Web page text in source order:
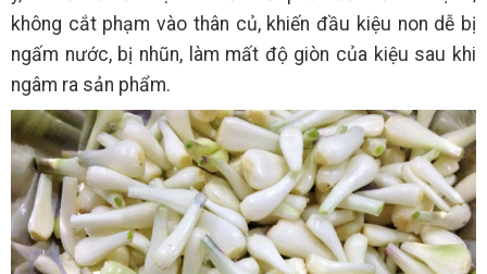
không cắt phạm vào thân củ, khiến đầu kiệu non dễ bị
ngấm nước, bị nhũn, làm mất độ giòn của kiệu sau khi
ngâm ra sản phẩm.